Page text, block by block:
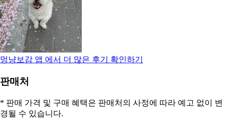
멍냥보감 앱 에서 더 많은 후기 확인하기
판매처
* 판매 가격 및 구매 혜택은 판매처의 사정에 따라 예고 없이 변
경될 수 있습니다.